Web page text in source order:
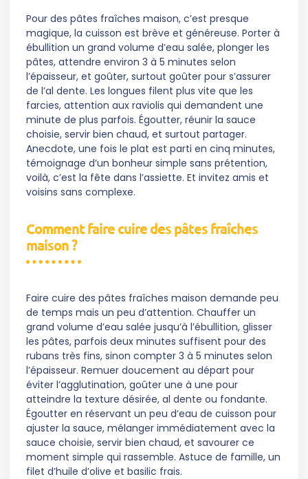
Pour des pâtes fraîches maison, c’est presque
magique, la cuisson est brève et généreuse. Porter à
ébullition un grand volume d’eau salée, plonger les
pâtes, attendre environ 3 à 5 minutes selon
l’épaisseur, et goûter, surtout goûter pour s’assurer
de l’al dente. Les longues filent plus vite que les
farcies, attention aux raviolis qui demandent une
minute de plus parfois. Égoutter, réunir la sauce
choisie, servir bien chaud, et surtout partager.
Anecdote, une fois le plat est parti en cinq minutes,
témoignage d’un bonheur simple sans prétention,
voilà, c’est la fête dans l’assiette. Et invitez amis et
voisins sans complexe.
Comment faire cuire des pâtes fraîches
maison ?
Faire cuire des pâtes fraîches maison demande peu
de temps mais un peu d’attention. Chauffer un
grand volume d’eau salée jusqu’à l’ébullition, glisser
les pâtes, parfois deux minutes suffisent pour des
rubans très fins, sinon compter 3 à 5 minutes selon
l’épaisseur. Remuer doucement au départ pour
éviter l’agglutination, goûter une à une pour
atteindre la texture désirée, al dente ou fondante.
Égoutter en réservant un peu d’eau de cuisson pour
ajuster la sauce, mélanger immédiatement avec la
sauce choisie, servir bien chaud, et savourer ce
moment simple qui rassemble. Astuce de famille, un
filet d’huile d’olive et basilic frais.